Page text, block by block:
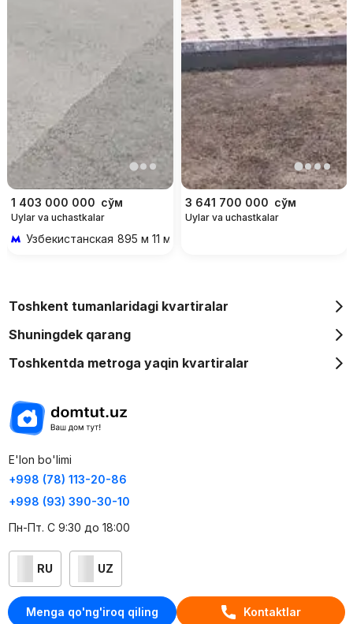
Menga qo'ng'iroq qiling Kontaktlar
1 403 000 000 сўм
Uylar va uchastkalar
Узбекистанская 895 м 11 мин piyoda
3 641 700 000 сўм
Uylar va uchastkalar
Toshkent tumanlaridagi kvartiralar
Shuningdek qarang
Toshkentda metroga yaqin kvartiralar
E'lon bo'limi
+998 (78) 113-20-86
+998 (93) 390-30-10
Пн-Пт. С 9:30 до 18:00
RU UZ
Kontaktlar